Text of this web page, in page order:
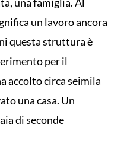
un lavoro ancora
questa struttura è
per il
accolto circa seimila
una casa. Un
di seconde